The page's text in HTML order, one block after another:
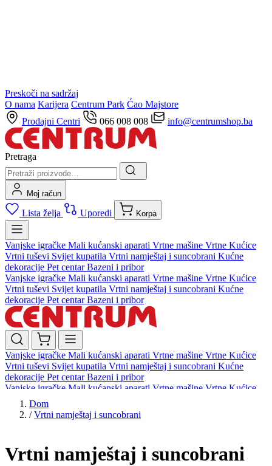
Preskoči na sadržaj
O nama Karijera Centrum Park Ćao Majstore
Prodajni Centri
066 008 008 info@centrumshop.ba
Pretraga
Moj račun
Lista želja Uporedi Korpa
Vanjske igračke Mali kućanski aparati Vrtne mašine Vrtne Kućice
Vrtni tuševi Svijet kupatila Vrtni namještaj i suncobrani Kućne
dekoracije Pet centarBazeni i pribor
Vanjske igračke Mali kućanski aparati Vrtne mašine Vrtne Kućice
Vrtni tuševi Svijet kupatila Vrtni namještaj i suncobrani Kućne
dekoracije Pet centarBazeni i pribor
Vanjske igračke Mali kućanski aparati Vrtne mašine Vrtne Kućice
Vrtni tuševi Svijet kupatila Vrtni namještaj i suncobrani Kućne
dekoracije Pet centarBazeni i pribor
Vanjske igračke Mali kućanski aparati Vrtne mašine Vrtne Kućice
Vrtni tuševi
dekoracijePet centar Bazeni i pribor
Dom
/ Vrtni namještaj i suncobrani
Vrtni namještaj i suncobrani